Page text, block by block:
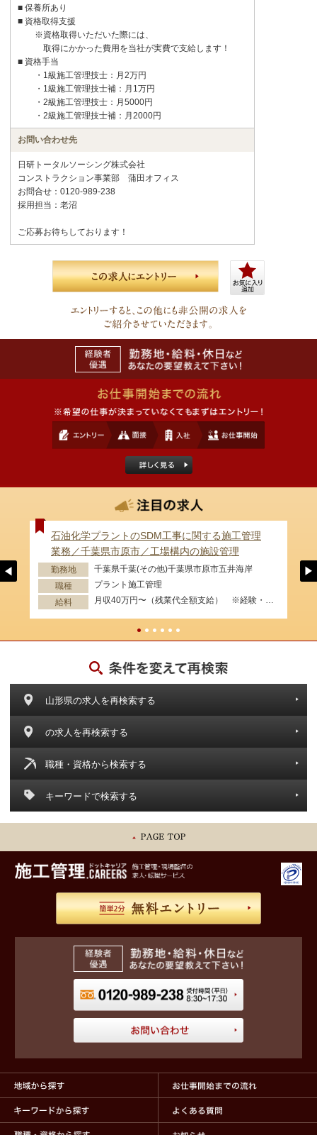
■ 保養所あり
■ 資格取得支援
※資格取得いただいた際には、
取得にかかった費用を当社が実費で支給します！
■ 資格手当
・1級施工管理技士：月2万円
・1級施工管理技士補：月1万円
・2級施工管理技士：月5000円
・2級施工管理技士補：月2000円
お問い合わせ先
日研トータルソーシング株式会社
コンストラクション事業部 蒲田オフィス
お問合せ：0120-989-238
採用担当：老沼
ご応募お待ちしております！
石油化学プラントのSDM工事に関する施工管理
業務／千葉県市原市／工場構内の施設管理
勤務地
千葉県千葉(その他)千葉県市原市五井海岸
職種
プラント施工管理
給料
月収40万円〜（残業代全額支給） ※経験・資格等考慮します。
山形県の求人を再検索する
の求人を再検索する
職種・資格から検索する
キーワードで検索する